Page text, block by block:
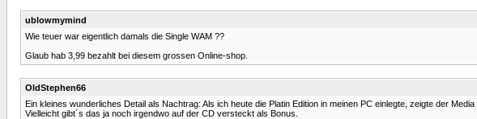
ublowmymind
Wie teuer war eigentlich damals die Single WAM ??
Glaub hab 3,99 bezahlt bei diesem grossen Online-shop.
OldStephen66
Ein kleines wunderliches Detail als Nachtrag: Als ich heute die Platin Edition in meinen PC einlegte, zeigte der
Vielleicht gibt´s das ja noch irgendwo auf der CD versteckt als Bonus.